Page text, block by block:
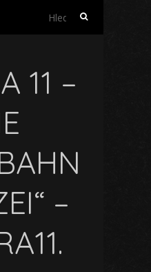
Vyhledávání
11 –
–